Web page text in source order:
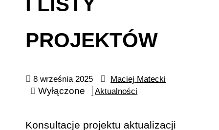
PROJEKTÓW
8 września 2025 Maciej Matecki
Wyłączone Aktualności
Konsultacje projektu aktualizacji